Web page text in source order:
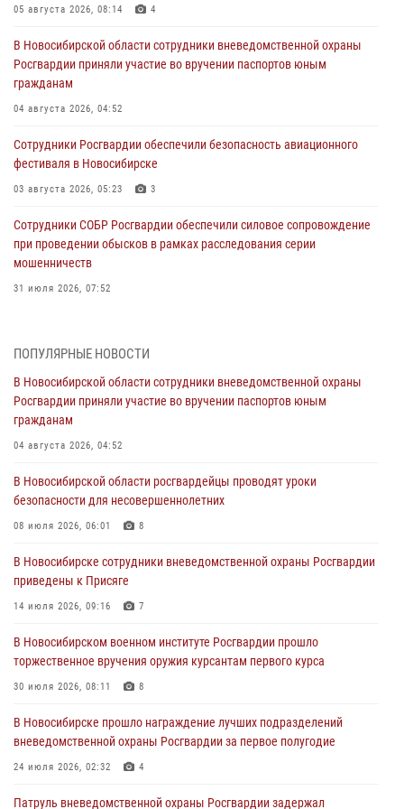
05 августа 2026, 08:14 4
В Новосибирской области сотрудники вневедомственной охраны
Росгвардии приняли участие во вручении паспортов юным
гражданам
04 августа 2026, 04:52
Сотрудники Росгвардии обеспечили безопасность авиационного
фестиваля в Новосибирске
03 августа 2026, 05:23 3
Сотрудники СОБР Росгвардии обеспечили силовое сопровождение
при проведении обысков в рамках расследования серии
мошенничеств
31 июля 2026, 07:52
При силовой поддержке бойцов ОМОН и СОБР Росгвардии
пресечена деятельность группы лиц, причастных к мошенничеству
в сфере страхования
В Новосибирске сотрудниками вневедомственной охраны
Росгвардии задержан гражданин, находящийся в розыске
В Новосибирске военнослужащие отряда спецназа «Ермак»
Росгвардии провели занятия по беспарашютному десантированию
В Новосибирске военнослужащие Росгвардии почтили память детей
– жертв войны в Донбассе
ПОПУЛЯРНЫЕ НОВОСТИ
В Новосибирской области сотрудники вневедомственной охраны
Росгвардии приняли участие во вручении паспортов юным
гражданам
04 августа 2026, 04:52
В Новосибирской области росгвардейцы проводят уроки
безопасности для несовершеннолетних
08 июля 2026, 06:01 8
В Новосибирске сотрудники вневедомственной охраны Росгвардии
приведены к Присяге
14 июля 2026, 09:16 7
В Новосибирском военном институте Росгвардии прошло
торжественное вручения оружия курсантам первого курса
30 июля 2026, 08:11 8
В Новосибирске прошло награждение лучших подразделений
вневедомственной охраны Росгвардии за первое полугодие
24 июля 2026, 02:32 4
Патруль вневедомственной охраны Росгвардии задержал